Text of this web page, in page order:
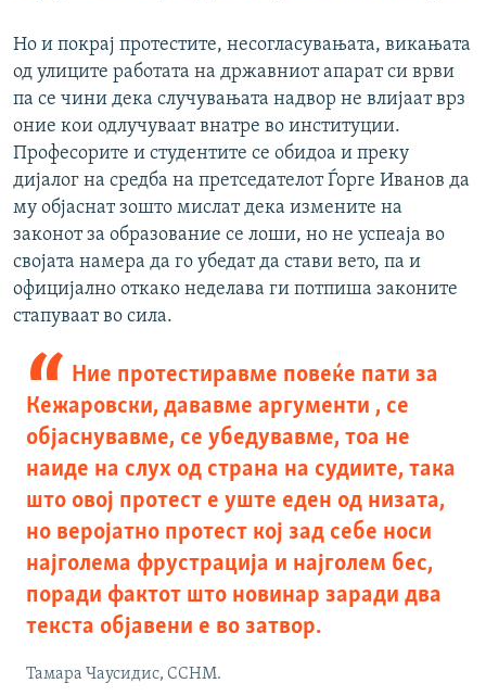
Но и покрај протестите, несогласувањата, викањата
од улиците работата на државниот апарат си врви
па се чини дека случувањата надвор не влијаат врз
оние кои одлучуваат внатре во институции.
Професорите и студентите се обидоа и преку
дијалог на средба на претседателот Ѓорге Иванов да
му објаснат зошто мислат дека измените на
законот за образование се лоши, но не успеаја во
својата намера да го убедат да стави вето, па и
официјално откако неделава ги потпиша законите
стапуваат во сила.
Ние протестиравме повеќе пати за
Кежаровски, дававме аргументи , се
објаснувавме, се убедувавме, тоа не
наиде на слух од страна на судиите, така
што овој протест е уште еден од низата,
но веројатно протест кој зад себе носи
најголема фрустрација и најголем бес,
поради фактот што новинар заради два
текста објавени е во затвор.
Тамара Чаусидис, ССНМ.